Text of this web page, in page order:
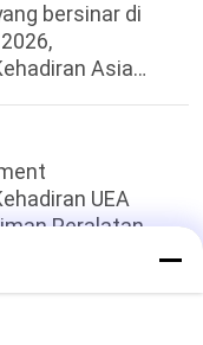
bersinar di
Asia
UEA
Peralatan